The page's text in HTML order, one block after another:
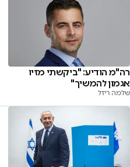
רה"מ הודיע: "ביקשתי מזיו
אגמון להמשיך"
שלמה ריזל